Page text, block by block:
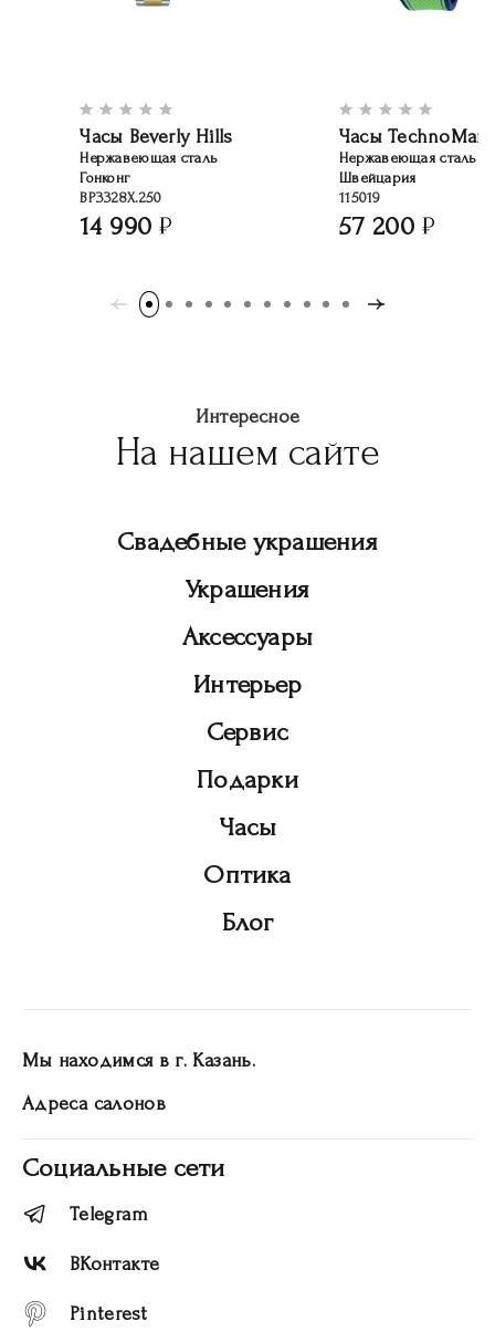
Часы Beverly Hills
Нержавеющая сталь
Гонконг
BP3328X.250
14 990
Часы
Нержавеющая сталь
Швейцария
115019
57 200
Интересное
На нашем сайте
Свадебные украшения
Украшения
Аксессуары
Интерьер
Сервис
Подарки
Часы
Оптика
Блог
Мы находимся в г. Казань.
Адреса салонов
Социальные сети
Telegram
ВКонтакте
Pinterest